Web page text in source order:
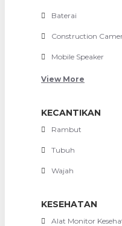
Baterai
Construction
Mobile Speaker
View More
KECANTIKAN
Rambut
Tubuh
Wajah
KESEHATAN
Alat Monitor